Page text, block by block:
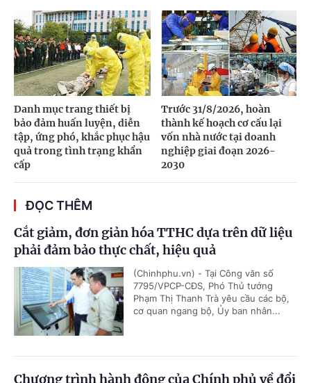
Danh mục trang thiết bị
bảo đảm huấn luyện, diễn
tập, ứng phó, khắc phục hậu
quả trong tình trạng khẩn
cấp
Trước 31/8/2026, hoàn
thành kế hoạch cơ cấu lại
vốn nhà nước tại doanh
nghiệp giai đoạn 2026-
2030
ĐỌC THÊM
Cắt giảm, đơn giản hóa TTHC dựa trên dữ liệu
phải đảm bảo thực chất, hiệu quả
(Chinhphu.vn) - Tại Công văn số
7795/VPCP-CĐS, Phó Thủ tướng
Phạm Thị Thanh Trà yêu cầu các bộ,
cơ quan ngang bộ, Ủy ban nhân...
Chương trình hành động của Chính phủ về đổi